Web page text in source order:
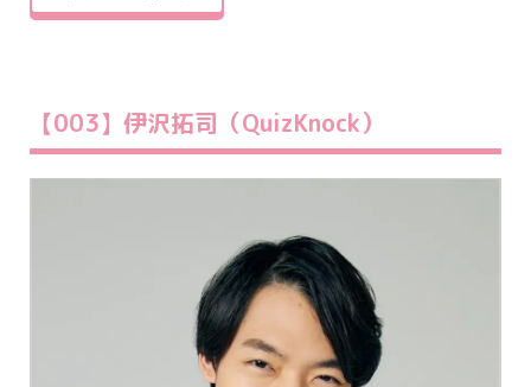
【003】伊沢拓司（QuizKnock）